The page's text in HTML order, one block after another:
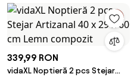
339,99 RON
vidaXL Noptieră 2 pcs Stejar